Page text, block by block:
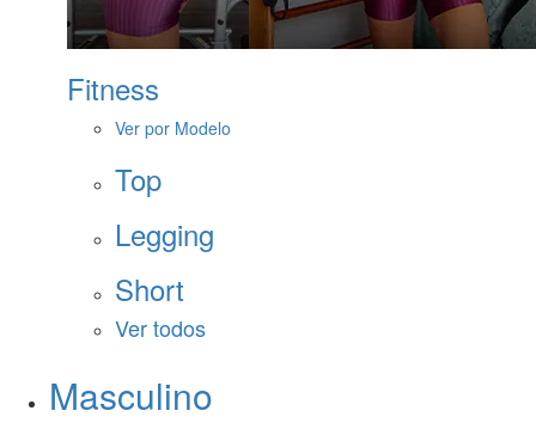
Fitness
Ver por Modelo
Top
Legging
Short
Ver todos
Masculino